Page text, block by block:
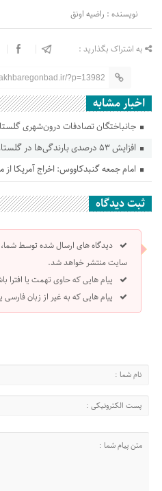
نویسنده : راضیه اونق
به اشتراک بگذارید :
?p=13982
اخبار مشابه
جانباختگان تصادفات درون‌شهری گلستان ۱۷ درصد کاهش
افزایش ۵۳ درصدی بارندگی‌ها در گلستان
امام جمعه گنبدکاووس: اخراج آمریکا
ثبت دیدگاه
دیدگاه های ارسال شده توسط
سایت منتشر خواهد شد.
پیام هایی که حاوی تهمت یا افترا
پیام هایی که به غیر از زبان